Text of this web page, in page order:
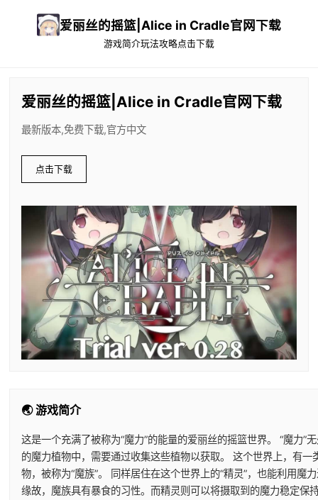
爱丽丝的摇篮|Alice in Cradle官网下载
游戏简介玩法攻略点击下载
爱丽丝的摇篮|Alice in Cradle官网下载
最新版本,免费下载,官方中文
点击下载
🌏 游戏简介
这是一个充满了被称为“魔力”的能量的爱丽丝的摇篮世界。 “魔力
的魔力植物中，需要通过收集这些植物以获取。 这个世界上，有
物，被称为“魔族”。 同样居住在这个世界上的“精灵”，也能利用
缘故，魔族具有暴食的习性。而精灵则可以将摄取到的魔力稳定